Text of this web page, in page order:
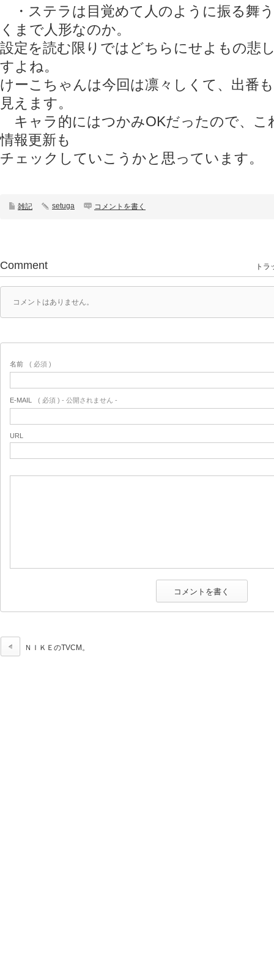
・ステラは目覚めて人のように振る舞
くまで人形なのか。
設定を読む限りではどちらにせよもの悲
すよね。
けーこちゃんは今回は凛々しくて、出番
見えます。
キャラ的にはつかみOKだったので、こ
情報更新も
チェックしていこうかと思っています。
雑記 setuga コメントを書く
Comment トラ
コメントはありません。
名前 ( 必須 )
E-MAIL ( 必須 ) - 公開されません -
URL
ＮＩＫＥのTVCM。